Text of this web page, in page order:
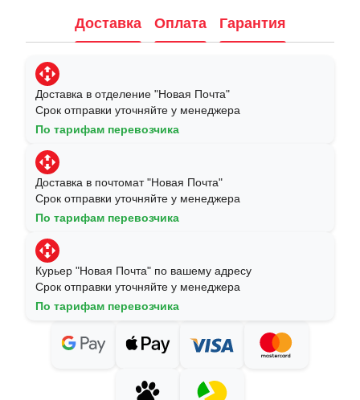
Доставка Оплата Гарантия
Доставка в отделение "Новая Почта"
Срок отправки уточняйте у менеджера
По тарифам перевозчика
Доставка в почтомат "Новая Почта"
Срок отправки уточняйте у менеджера
По тарифам перевозчика
Курьер "Новая Почта" по вашему адресу
Срок отправки уточняйте у менеджера
По тарифам перевозчика